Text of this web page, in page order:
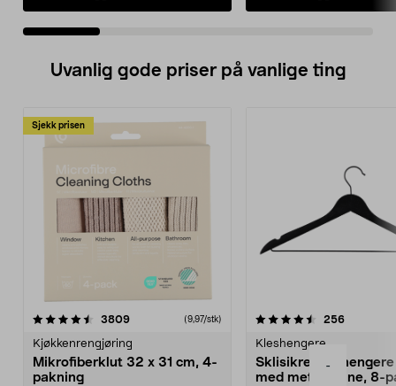
-
Uvanlig gode priser på vanlige ting
Sjekk prisen
3809anmeldelser(9,97/stk)
Kjøkkenrengjøring
Mikrofiberklut 32 x 31 cm, 4-
pakning
4.5av 5 stjerner 256
Kleshengere
Sklisikre
med metallpinne, 8-
4.5av 5 stjerner